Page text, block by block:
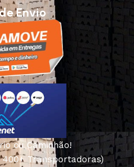
Envio
ou Caminhão!
Transportadoras)